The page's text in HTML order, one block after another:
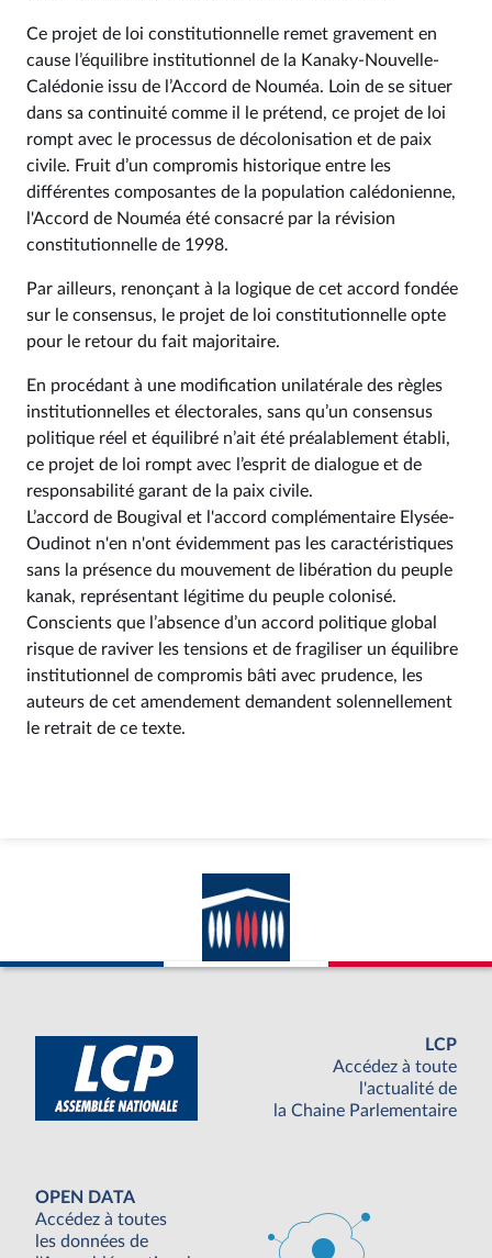
Ce projet de loi constitutionnelle remet gravement en
cause l’équilibre institutionnel de la Kanaky-Nouvelle-
Calédonie issu de l’Accord de Nouméa. Loin de se situer
dans sa continuité comme il le prétend, ce projet de loi
rompt avec le processus de décolonisation et de paix
civile. Fruit d’un compromis historique entre les
différentes composantes de la population calédonienne,
l'Accord de Nouméa été consacré par la révision
constitutionnelle de 1998.
Par ailleurs, renonçant à la logique de cet accord fondée
sur le consensus, le projet de loi constitutionnelle opte
pour le retour du fait majoritaire.
En procédant à une modification unilatérale des règles
institutionnelles et électorales, sans qu’un consensus
politique réel et équilibré n’ait été préalablement établi,
ce projet de loi rompt avec l’esprit de dialogue et de
responsabilité garant de la paix civile.
L’accord de Bougival et l'accord complémentaire Elysée-
Oudinot n'en n'ont évidemment pas les caractéristiques
sans la présence du mouvement de libération du peuple
kanak, représentant légitime du peuple colonisé.
Conscients que l’absence d’un accord politique global
risque de raviver les tensions et de fragiliser un équilibre
institutionnel de compromis bâti avec prudence, les
auteurs de cet amendement demandent solennellement
le retrait de ce texte.
LCP
Accédez à toute
l'actualité de
la Chaine Parlementaire
OPEN DATA
Accédez à toutes
les données de